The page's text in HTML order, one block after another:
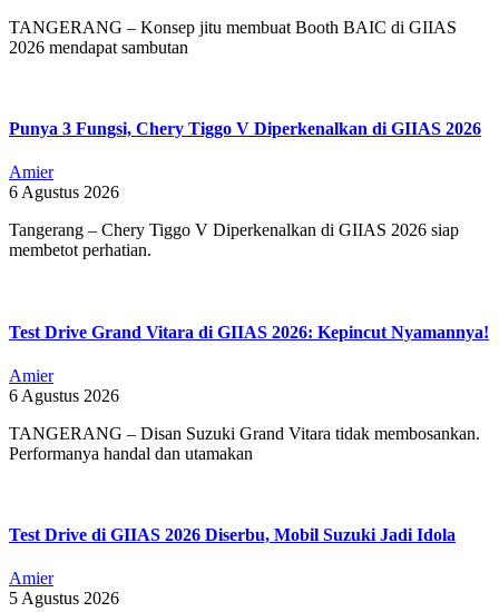
TANGERANG – Konsep jitu membuat Booth BAIC di GIIAS
2026 mendapat sambutan
Punya 3 Fungsi, Chery Tiggo V Diperkenalkan di GIIAS 2026
Amier
6 Agustus 2026
Tangerang – Chery Tiggo V Diperkenalkan di GIIAS 2026 siap
membetot perhatian.
Test Drive Grand Vitara di GIIAS 2026: Kepincut Nyamannya!
Amier
6 Agustus 2026
TANGERANG – Disan Suzuki Grand Vitara tidak membosankan.
Performanya handal dan utamakan
Test Drive di GIIAS 2026 Diserbu, Mobil Suzuki Jadi Idola
Amier
5 Agustus 2026